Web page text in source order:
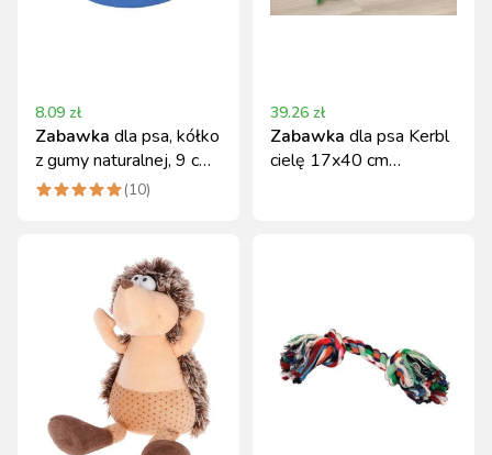
8.09 zł
Zabawka dla psa, kółko
z gumy naturalnej, 9 cm,
Kerbl
(10)
39.26 zł
Zabawka dla psa Kerbl
cielę 17x40 cm